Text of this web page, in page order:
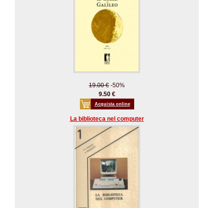
19.00 € -50%
9.50 €
Acquista online
La biblioteca nel computer